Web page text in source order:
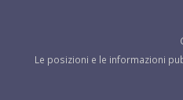
Le posizioni e le informazioni